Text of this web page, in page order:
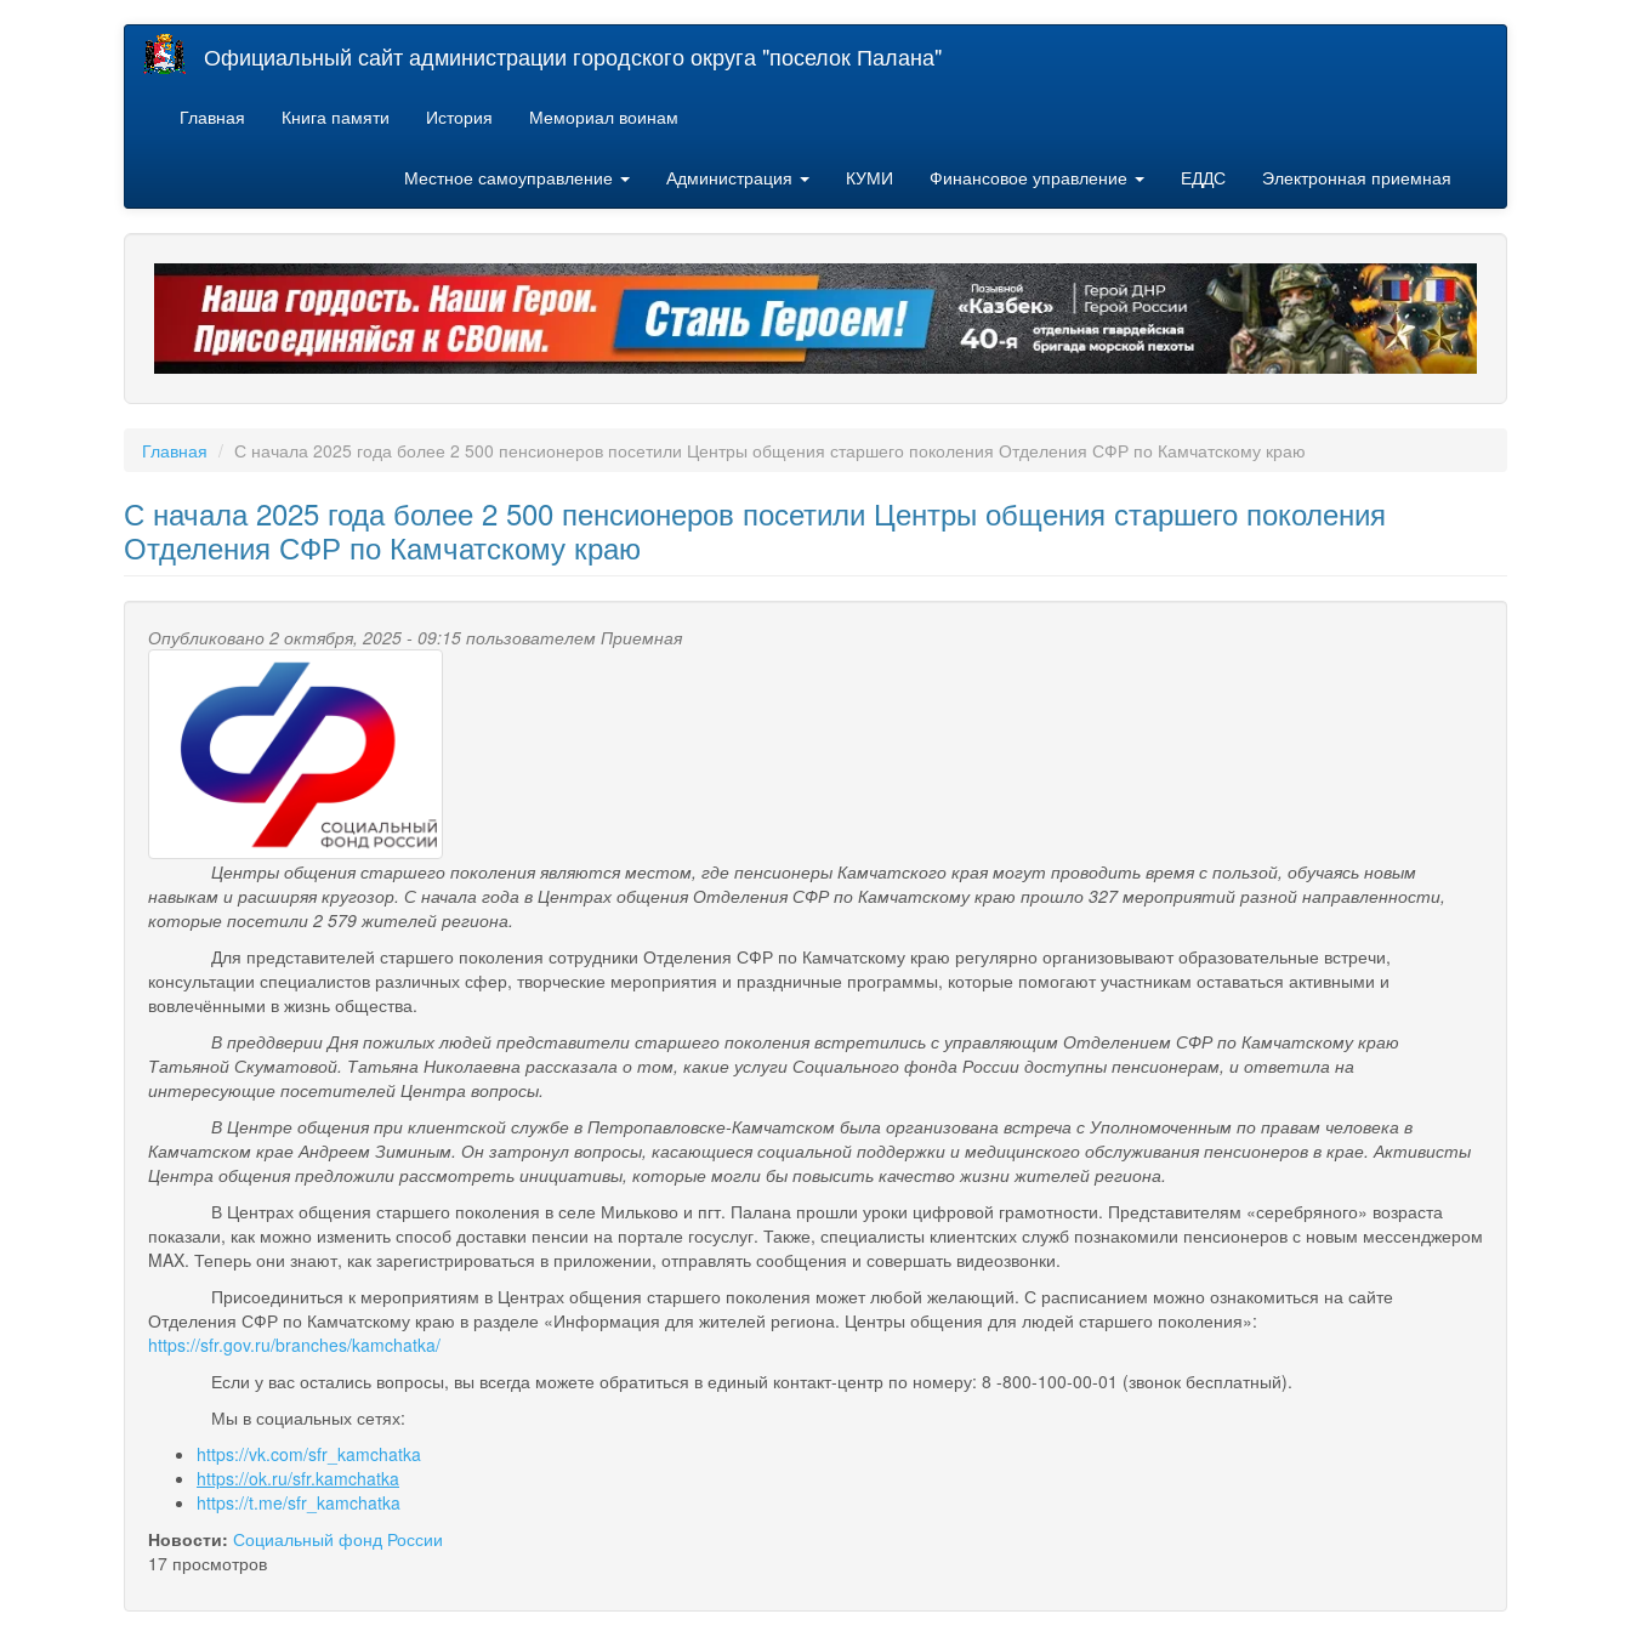
Официальный сайт администрации городского округа "поселок Палана"
Главная Книга памяти История Мемориал воинам
Местное самоуправление Администрация КУМИ Финансовое управление ЕДДС Электронная приемная
Главная С начала 2025 года более 2 500 пенсионеров посетили Центры общения старшего поколения Отделения СФР по Камчатскому краю
С начала 2025 года более 2 500 пенсионеров посетили Центры общения старшего поколения
Отделения СФР по Камчатскому краю
Опубликовано 2 октября, 2025 - 09:15 пользователем Приемная
Центры общения старшего поколения являются местом, где пенсионеры Камчатского края могут проводить время с пользой, обучаясь новым
навыкам и расширяя кругозор. С начала года в Центрах общения Отделения СФР по Камчатскому краю прошло 327 мероприятий разной направленности,
которые посетили 2 579 жителей региона.
Для представителей старшего поколения сотрудники Отделения СФР по Камчатскому краю регулярно организовывают образовательные встречи,
консультации специалистов различных сфер, творческие мероприятия и праздничные программы, которые помогают участникам оставаться активными и
вовлечёнными в жизнь общества.
В преддверии Дня пожилых людей представители старшего поколения встретились с управляющим Отделением СФР по Камчатскому краю
Татьяной Скуматовой. Татьяна Николаевна рассказала о том, какие услуги Социального фонда России доступны пенсионерам, и ответила на
интересующие посетителей Центра вопросы.
В Центре общения при клиентской службе в Петропавловске-Камчатском была организована встреча с Уполномоченным по правам человека в
Камчатском крае Андреем Зиминым. Он затронул вопросы, касающиеся социальной поддержки и медицинского обслуживания пенсионеров в крае. Активисты
Центра общения предложили рассмотреть инициативы, которые могли бы повысить качество жизни жителей региона.
В Центрах общения старшего поколения в селе Мильково и пгт. Палана прошли уроки цифровой грамотности. Представителям «серебряного» возраста
показали, как можно изменить способ доставки пенсии на портале госуслуг. Также, специалисты клиентских служб познакомили пенсионеров с новым мессенджером
MAX. Теперь они знают, как зарегистрироваться в приложении, отправлять сообщения и совершать видеозвонки.
Присоединиться к мероприятиям в Центрах общения старшего поколения может любой желающий. С расписанием можно ознакомиться на сайте
Отделения СФР по Камчатскому краю в разделе «Информация для жителей региона. Центры общения для людей старшего поколения»:
https://sfr.gov.ru/branches/kamchatka/
Если у вас остались вопросы, вы всегда можете обратиться в единый контакт-центр по номеру: 8 -800-100-00-01 (звонок бесплатный).
Мы в социальных сетях:
https://vk.com/sfr_kamchatka
https://ok.ru/sfr.kamchatka
https://t.me/sfr_kamchatka
Новости: Социальный фонд России
17 просмотров